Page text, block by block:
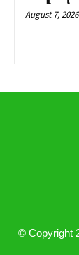
August 7, 2026
© Copyright